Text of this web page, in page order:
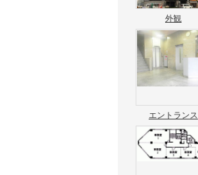
外観
エントランス